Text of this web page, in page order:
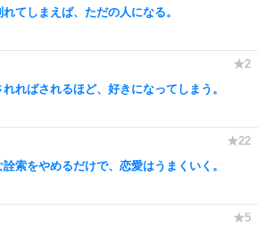
てしまえば、ただの人になる。
れればされるほど、好きになってしまう。
詮索をやめるだけで、恋愛はうまくいく。